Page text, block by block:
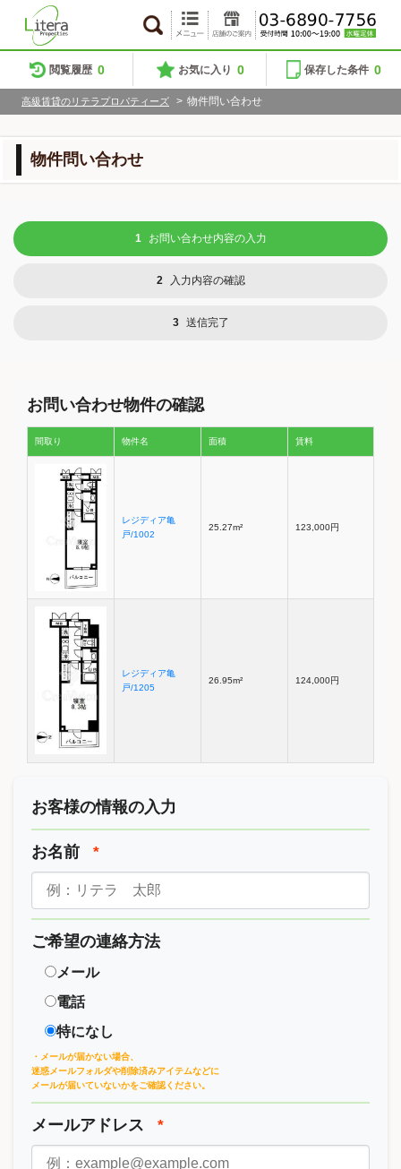
閲覧履歴 0 お気に入り 0 保存した条件 0
高級賃貸のリテラプロパティーズ > 物件問い合わせ
物件問い合わせ
1 お問い合わせ内容の入力
2 入力内容の確認
3 送信完了
お問い合わせ物件の確認
間取り 物件名 面積 賃料
レジディア亀
戸/1002
25.27m² 123,000円
レジディア亀
戸/1205
26.95m² 124,000円
お客様の情報の入力
お名前 *
ご希望の連絡方法
メール
電話
特になし
・メールが届かない場合、
迷惑メールフォルダや削除済みアイテムなどに
メールが届いていないかをご確認ください。
メールアドレス *